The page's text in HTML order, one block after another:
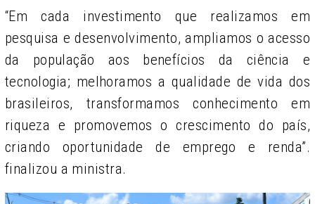
“Em cada investimento que realizamos em
pesquisa e desenvolvimento, ampliamos o acesso
da população aos benefícios da ciência e
tecnologia; melhoramos a qualidade de vida dos
brasileiros, transformamos conhecimento em
riqueza e promovemos o crescimento do país,
criando oportunidade de emprego e renda”.
finalizou a ministra.